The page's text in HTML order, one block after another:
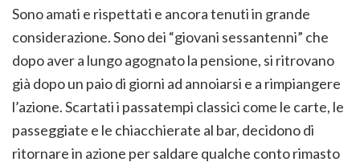
Sono amati e rispettati e ancora tenuti in grande
considerazione. Sono dei “giovani sessantenni” che
dopo aver a lungo agognato la pensione, si ritrovano
già dopo un paio di giorni ad annoiarsi e a rimpiangere
l’azione. Scartati i passatempi classici come le carte, le
passeggiate e le chiacchierate al bar, decidono di
ritornare in azione per saldare qualche conto rimasto